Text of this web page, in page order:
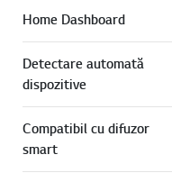
Home Dashboard
Detectare automată
dispozitive
Compatibil cu difuzor
smart